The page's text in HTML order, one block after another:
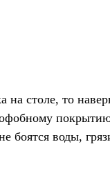
столе, то
боятся воды,